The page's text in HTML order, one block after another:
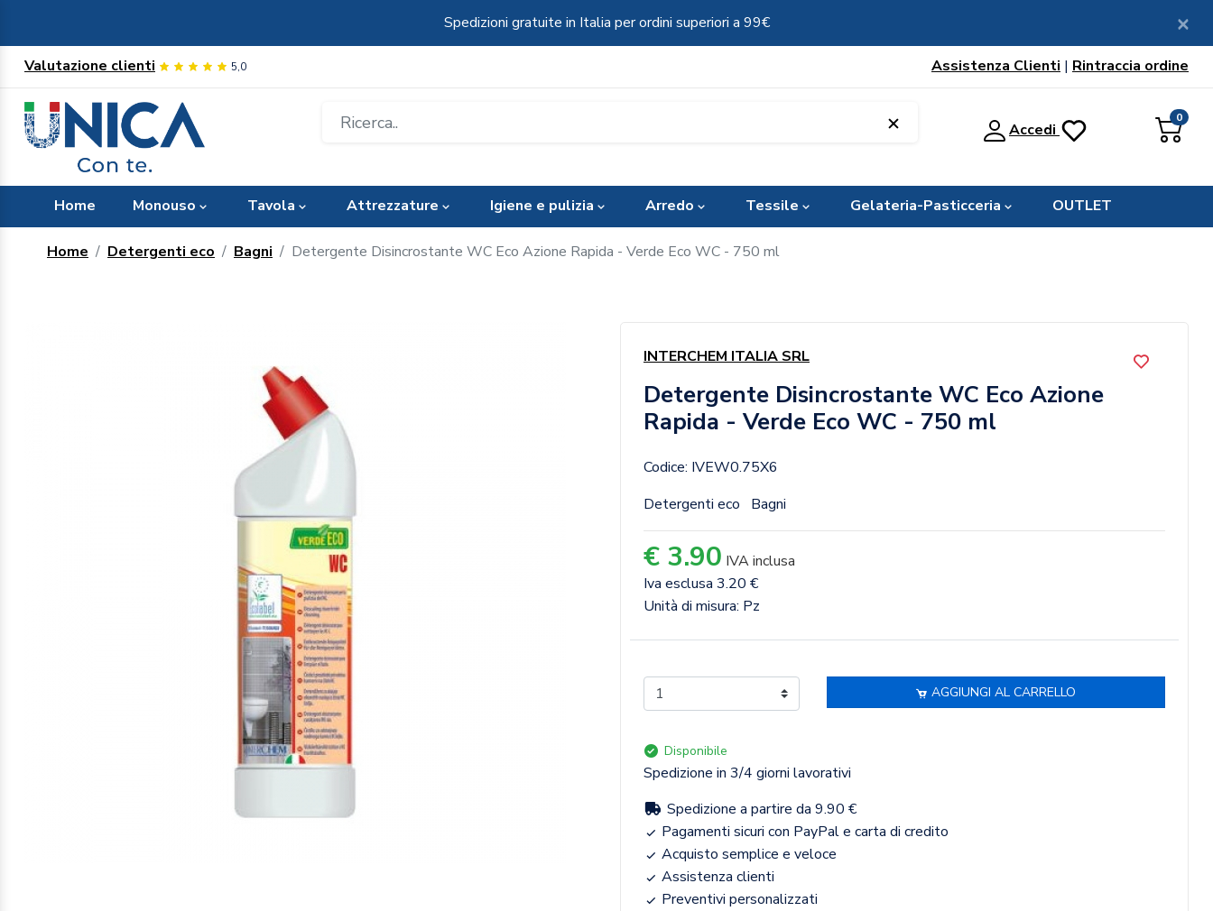
Spedizioni gratuite in Italia per ordini superiori a 99€
Valutazione clienti 5,0 Assistenza Clienti | Rintraccia ordine
0
Accedi
Home Monouso Tavola Attrezzature Igiene e pulizia Arredo Tessile Gelateria-Pasticceria OUTLET
Home Detergenti eco Bagni Detergente Disincrostante WC Eco Azione Rapida - Verde Eco WC - 750 ml
INTERCHEM ITALIA SRL
Detergente Disincrostante WC Eco Azione
Rapida - Verde Eco WC - 750 ml
Codice: IVEW0.75X6
Detergenti eco
Bagni
€ 3.90 IVA inclusa
Iva esclusa 3.20 €
Unità di misura: Pz
AGGIUNGI AL CARRELLO
Disponibile
Spedizione in 3/4 giorni lavorativi
Spedizione a partire da 9.90 €
Pagamenti sicuri con PayPal e carta di credito
Acquisto semplice e veloce
Assistenza clienti
Preventivi personalizzati